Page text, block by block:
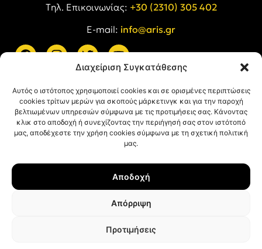
Διαχείριση Συγκατάθεσης
Αυτός ο ιστότοπος χρησιμοποιεί cookies και σε ορισμένες περιπτώσεις
cookies τρίτων μερών για σκοπούς μάρκετινγκ και για την παροχή
βελτιωμένων υπηρεσιών σύμφωνα με τις προτιμήσεις σας. Κάνοντας
κλικ στο αποδοχή ή συνεχίζοντας την περιήγησή σας στον ιστότοπό
μας, αποδέχεστε την χρήση cookies σύμφωνα με τη σχετική πολιτική
μας.
Αποδοχή
Απόρριψη
Προτιμήσεις
Tηλ. Επικοινωνίας: +30 (2310) 305 402
E-mail: info@aris.gr
Όροι Χρήσης
Πολιτική Cookies
© ΑΡΗΣ Α.Σ. All rights reserved.